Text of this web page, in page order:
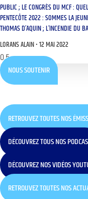
PUBLIC ; LE CONGRÈS DU MCF :
PENTECÔTE 2022 : SOMMES LA
THOMAS D’AQUIN ; L’INCENDIE DU
LORANS ALAIN 12 MAI 2022
NOUS SOUTENIR
RETROUVEZ TOUTES NOS
DÉCOUVREZ TOUS NOS
DÉCOUVREZ NOS VIDÉOS
RETROUVEZ TOUTES NOS